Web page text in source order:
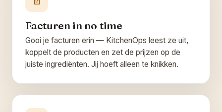
Facturen in no time
Gooi je facturen erin — KitchenOps leest ze uit,
koppelt de producten en zet de prijzen op de
juiste ingrediënten. Jij hoeft alleen te knikken.